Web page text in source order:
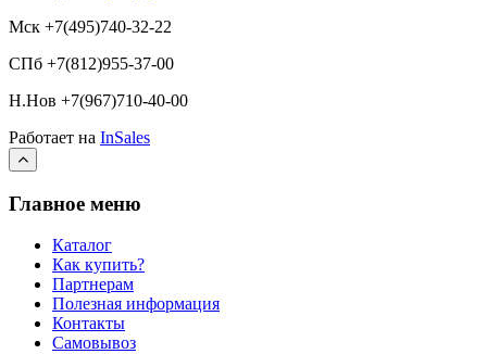
Мск +7(495)740-32-22
СПб +7(812)955-37-00
Н.Нов +7(967)710-40-00
Работает на InSales
Главное меню
Каталог
Как купить?
Партнерам
Полезная информация
Контакты
Самовывоз